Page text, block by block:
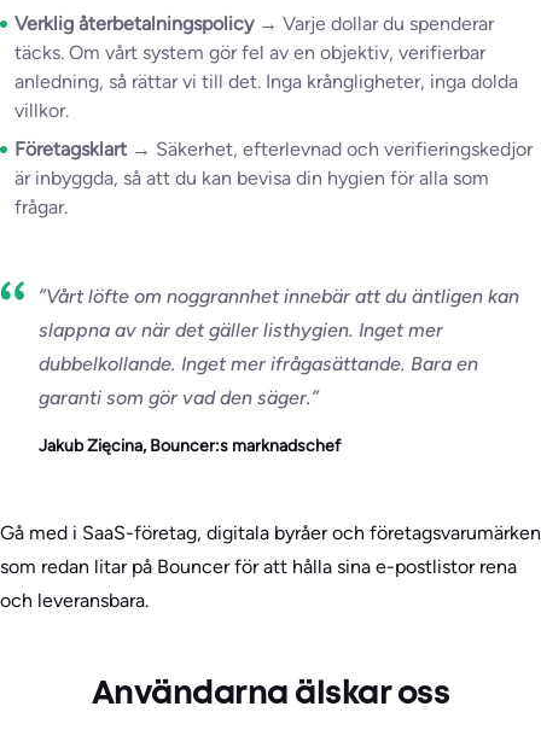
Verklig återbetalningspolicy → Varje dollar du spenderar
täcks. Om vårt system gör fel av en objektiv, verifierbar
anledning, så rättar vi till det. Inga krångligheter, inga dolda
villkor.
Företagsklart → Säkerhet, efterlevnad och verifieringskedjor
är inbyggda, så att du kan bevisa din hygien för alla som
frågar.
”Vårt löfte om noggrannhet innebär att du äntligen kan
slappna av när det gäller listhygien. Inget mer
dubbelkollande. Inget mer ifrågasättande. Bara en
garanti som gör vad den säger.”
Jakub Zięcina, Bouncer:s marknadschef
Gå med i SaaS-företag, digitala byråer och företagsvarumärken
som redan litar på Bouncer för att hålla sina e-postlistor rena
och leveransbara.
Användarna älskar oss